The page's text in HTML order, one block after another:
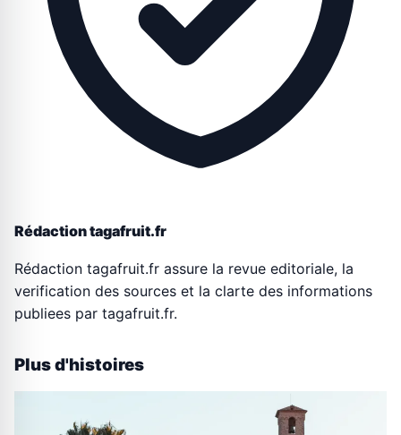
Rédaction tagafruit.fr
Rédaction tagafruit.fr assure la revue editoriale, la
verification des sources et la clarte des informations
publiees par tagafruit.fr.
Plus d'histoires